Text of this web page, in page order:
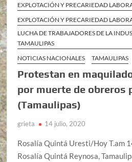
EXPLOTACIÓN Y PRECARIEDAD
EXPLOTACIÓN Y PRECARIEDAD
LUCHA DE TRABAJADORES DE LA
TAMAULIPAS
NOTICIAS NACIONALES
TAMAULIPAS
Protestan en
por muerte de obreros
(Tamaulipas)
grieta 14 julio, 2020
Rosalía Quintá Uresti/Hoy T.am
Rosalía Quintá Reynosa,